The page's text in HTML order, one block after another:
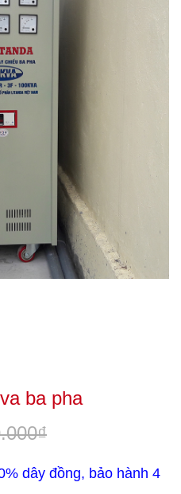
ba pha
dây đồng, bảo hành 4